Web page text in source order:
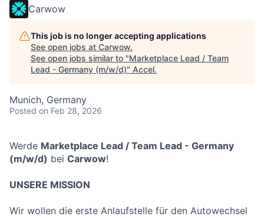
Carwow
This job is no longer accepting applications
See open jobs at Carwow.
See open jobs similar to "Marketplace Lead / Team
Lead - Germany (m/w/d)" Accel.
Munich, Germany
Posted on Feb 28, 2026
Werde Marketplace Lead / Team Lead - Germany
(m/w/d) bei Carwow!
UNSERE MISSION
Wir wollen die erste Anlaufstelle für den Autowechsel